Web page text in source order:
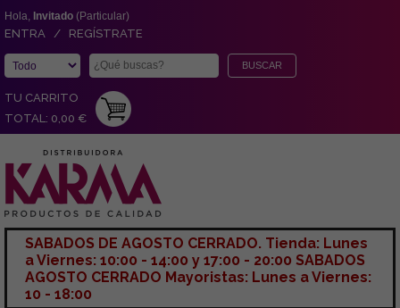
Hola, Invitado (Particular)
ENTRA / REGÍSTRATE
TU CARRITO
TOTAL: 0,00 €
SABADOS DE AGOSTO CERRADO. Tienda: Lunes
a Viernes: 10:00 - 14:00 y 17:00 - 20:00 SABADOS
AGOSTO CERRADO Mayoristas: Lunes a Viernes:
10 - 18:00